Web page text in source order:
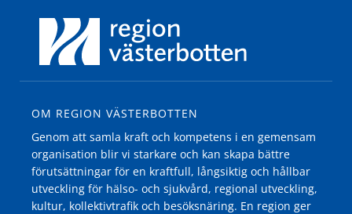
OM REGION VÄSTERBOTTEN
Genom att samla kraft och kompetens i en gemensam
organisation blir vi starkare och kan skapa bättre
förutsättningar för en kraftfull, långsiktig och hållbar
utveckling för hälso- och sjukvård, regional utveckling,
kultur, kollektivtrafik och besöksnäring. En region ger